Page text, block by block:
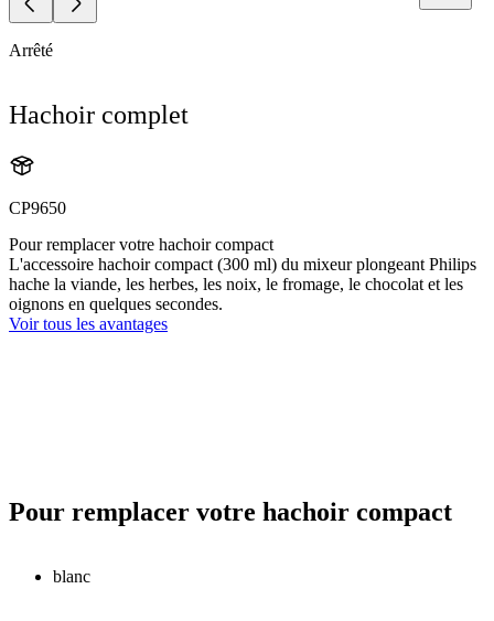
Arrêté
Hachoir complet
CP9650
Pour remplacer votre hachoir compact
L'accessoire hachoir compact (300 ml) du mixeur plongeant Philips
hache la viande, les herbes, les noix, le fromage, le chocolat et les
oignons en quelques secondes.
Voir tous les avantages
Pour remplacer votre hachoir compact
blanc